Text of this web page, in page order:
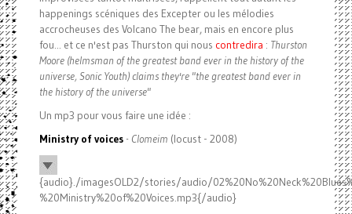
happenings scéniques des Excepter ou les mélodies
accrocheuses des Volcano The bear, mais en encore plus
fou... et ce n'est pas Thurston qui nous contredira : Thurston
Moore (helmsman of the greatest band ever in the history of the
universe, Sonic Youth) claims they're "the greatest band ever in
the history of the universe"
Un mp3 pour vous faire une idée :
Ministry of voices- Clomeim (locust - 2008)
{audio}./imagesOLD2/stories/audio/
%20Ministry%20of%20Voices.mp3{/audio}